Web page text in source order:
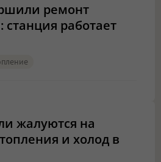
ремонт
станция работает
жалуются на
и холод в